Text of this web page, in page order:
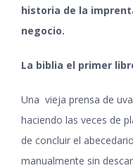
historia de la
negocio.
La biblia el primer
Una vieja prensa de
haciendo las veces de
de concluir el
manualmente sin